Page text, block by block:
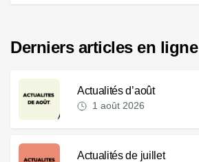
Derniers articles en ligne
Actualités d’août
1 août 2026
Actualités de juillet